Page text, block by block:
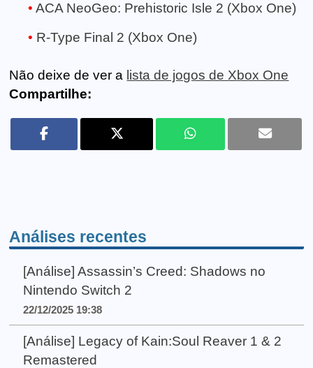
ACA NeoGeo: Prehistoric Isle 2 (Xbox One)
R-Type Final 2 (Xbox One)
Não deixe de ver a lista de jogos de Xbox One
Compartilhe:
Análises recentes
[Análise] Assassin’s Creed: Shadows no
Nintendo Switch 2
22/12/2025 19:38
[Análise] Legacy of Kain:Soul Reaver 1 & 2
Remastered